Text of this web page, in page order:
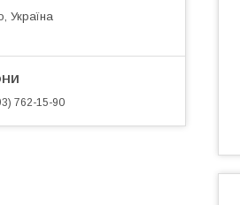
Україна
762-15-90